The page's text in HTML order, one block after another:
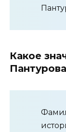
Какое